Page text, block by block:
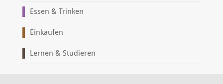
Essen & Trinken
Einkaufen
Lernen & Studieren